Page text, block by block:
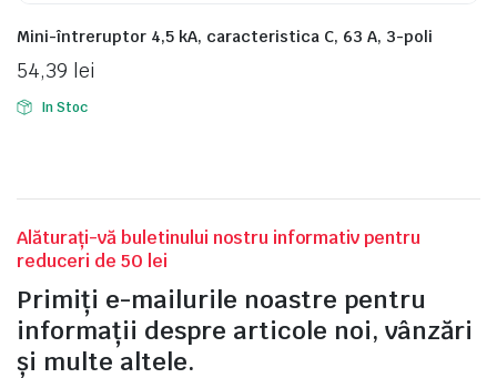
Mini-întreruptor 4,5 kA, caracteristica C, 63 A, 3-poli
54,39 lei
In Stoc
Alăturați-vă buletinului nostru informativ pentru
reduceri de 50 lei
Primiți e-mailurile noastre pentru
informații despre articole noi, vânzări
și multe altele.